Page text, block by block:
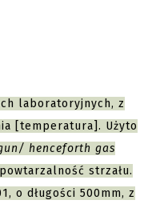
laboratoryjnych, z
[temperatura]. Użyto
henceforth gas
strzału.
o długości 500mm, z